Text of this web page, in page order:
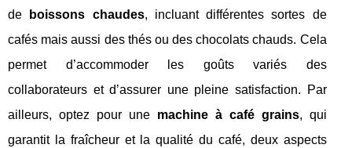
de
boissons chaudes, incluant différentes sortes de
cafés mais aussi des thés ou des chocolats chauds. Cela
permet d’accommoder les goûts variés des
collaborateurs et d’assurer une pleine satisfaction. Par
ailleurs, optez pour une machine à café grains, qui
garantit la fraîcheur et la qualité du café, deux aspects